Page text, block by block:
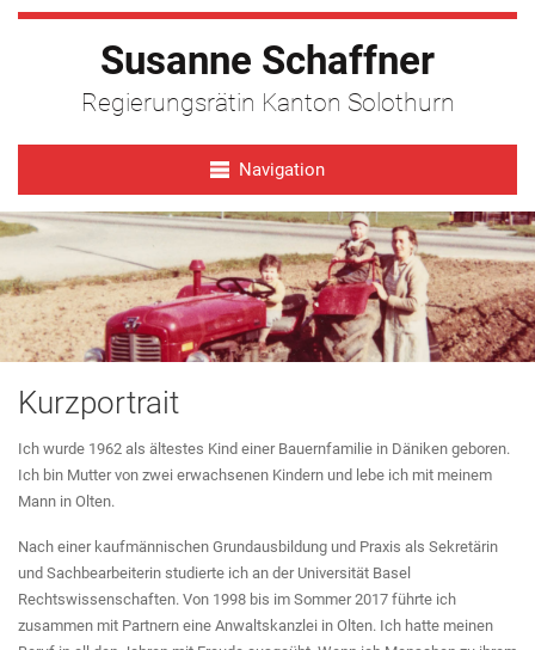
Susanne Schaffner
Regierungsrätin Kanton Solothurn
Navigation
Kurzportrait
Ich wurde 1962 als ältestes Kind einer Bauernfamilie in Däniken geboren.
Ich bin Mutter von zwei erwachsenen Kindern und lebe ich mit meinem
Mann in Olten.
Nach einer kaufmännischen Grundausbildung und Praxis als Sekretärin
und Sachbearbeiterin studierte ich an der Universität Basel
Rechtswissenschaften. Von 1998 bis im Sommer 2017 führte ich
zusammen mit Partnern eine Anwaltskanzlei in Olten. Ich hatte meinen